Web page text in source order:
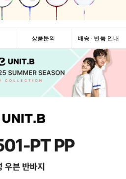
상품문의 배송 · 반품 안내